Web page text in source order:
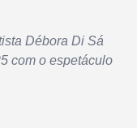
Débora Di Sá
com o espetáculo